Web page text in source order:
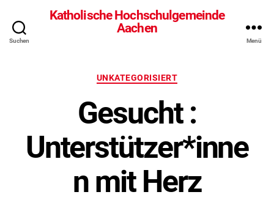
Suchen
Katholische Hochschulgemeinde
Aachen
Menü
Kategorien
UNKATEGORISIERT
Gesucht :
Unterstützer*inne
n mit Herz